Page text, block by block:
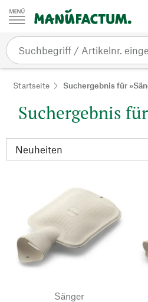
Zum Inhalt springen
Startseite Suchergebnis für
Suchergebnis
Sänger